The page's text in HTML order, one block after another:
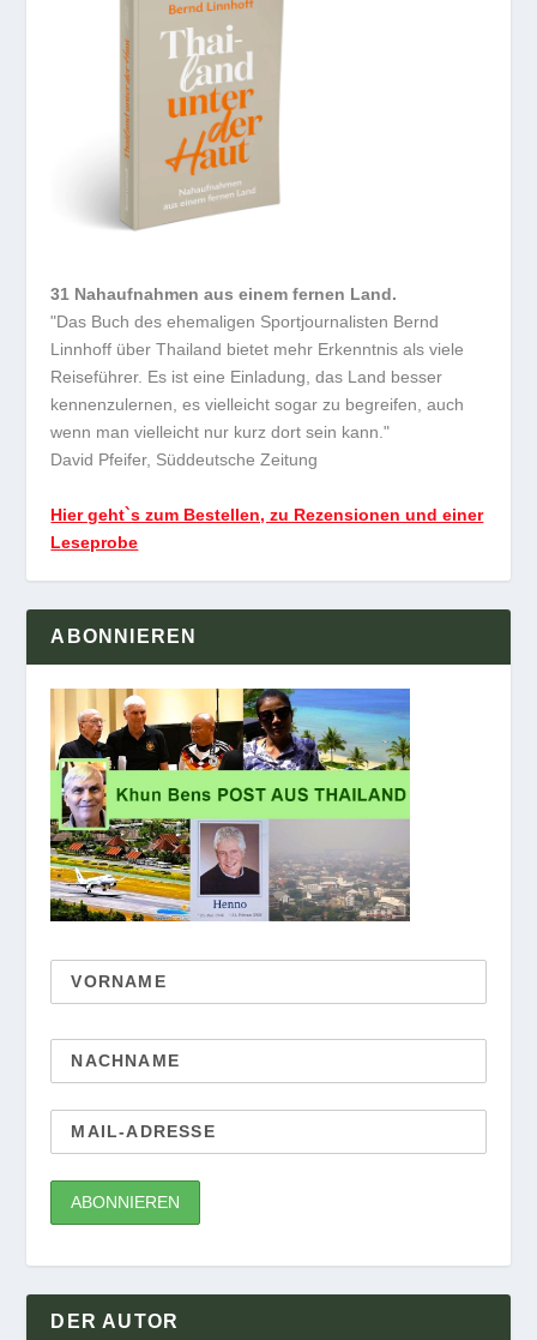
31 Nahaufnahmen aus einem fernen Land.
"Das Buch des ehemaligen Sportjournalisten Bernd
Linnhoff über Thailand bietet mehr Erkenntnis als viele
Reiseführer. Es ist eine Einladung, das Land besser
kennenzulernen, es vielleicht sogar zu begreifen, auch
wenn man vielleicht nur kurz dort sein kann."
David Pfeifer, Süddeutsche Zeitung
Hier geht`s zum Bestellen, zu Rezensionen und einer
Leseprobe
ABONNIEREN
DER AUTOR